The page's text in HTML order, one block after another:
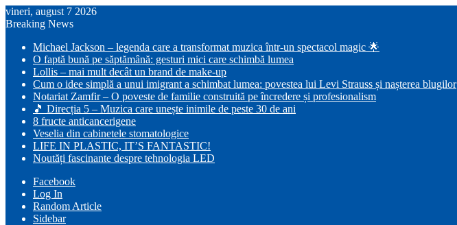
vineri, august 7 2026
Breaking News
Michael Jackson – legenda care a transformat muzica într-un spectacol magic 🌟
O faptă bună pe săptămână: gesturi mici care schimbă lumea
Lollis – mai mult decât un brand de make-up
Cum o idee simplă a unui imigrant a schimbat lumea: povestea lui Levi Strauss și nașterea blugilor
Notariat Zamfir – O poveste de familie construită pe încredere și profesionalism
🎵 Direcția 5 – Muzica care unește inimile de peste 30 de ani
8 fructe anticancerigene
Veselia din cabinetele stomatologice
LIFE IN PLASTIC, IT’S FANTASTIC!
Noutăți fascinante despre tehnologia LED
Facebook
Log In
Random Article
Sidebar